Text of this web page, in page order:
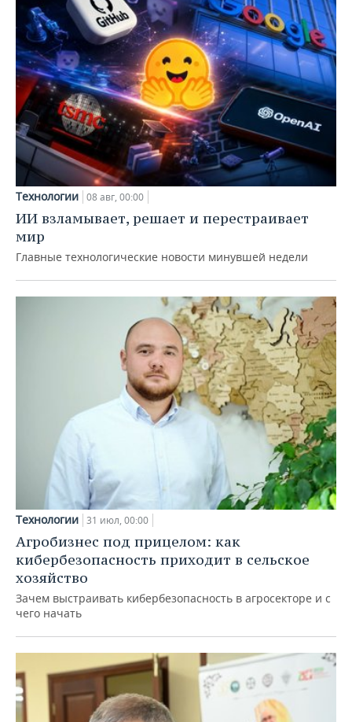
Технологии 08 авг, 00:00
ИИ взламывает, решает и перестраивает
мир
Главные технологические новости минувшей недели
Технологии 31 июл, 00:00
Агробизнес под прицелом: как
кибербезопасность приходит в сельское
хозяйство
Зачем выстраивать кибербезопасность в агросекторе и с
чего начать